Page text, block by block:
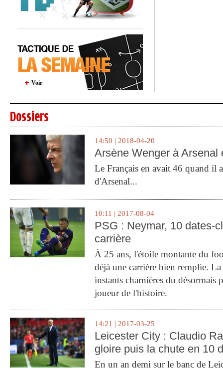
Voir
Dossiers
14:50 | 2018-04-20
Arsène Wenger à Arsenal
Le Français en avait 46 quand il
d'Arsenal...
10:11 | 2017-08-04
PSG : Neymar, 10 dates-
carrière
À 25 ans, l'étoile montante du
déjà une carrière bien remplie.
instants charnières du désormais
joueur de l'histoire.
14:21 | 2017-03-25
Leicester City : Claudio
gloire puis la chute en 10
En un an demi sur le banc de